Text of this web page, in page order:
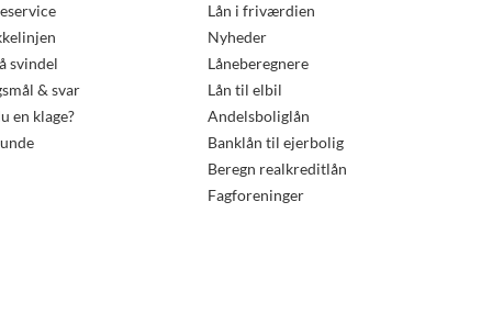
svindel
& svar
en klage?
Lån i friværdien
Nyheder
Låneberegnere
Lån til elbil
Andelsboliglån
Banklån til ejerbolig
Beregn realkreditlån
Fagforeninger